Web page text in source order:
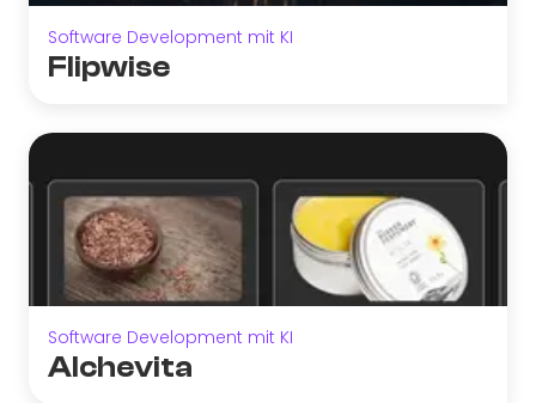
Software Development mit KI
Flipwise
Software Development mit KI
Alchevita